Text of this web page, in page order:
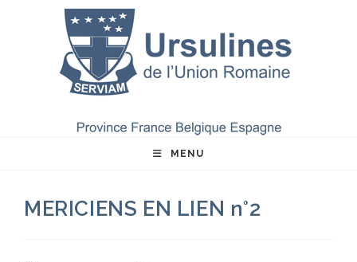
MENU
MERICIENS EN LIEN n°2